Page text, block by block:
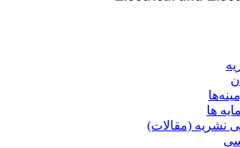
ها
نشریه (مقالات)